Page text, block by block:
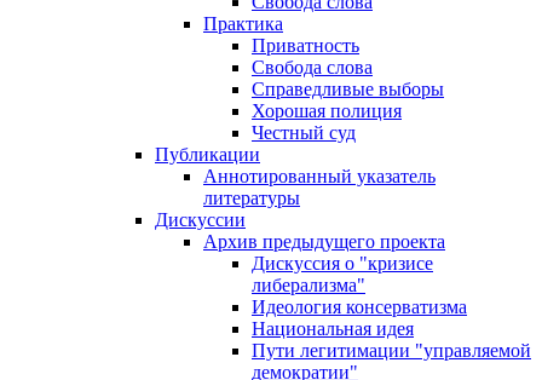
Практика
Приватность
Свобода слова
Справедливые выборы
Хорошая полиция
Честный суд
Публикации
Аннотированный указатель
литературы
Дискуссии
Архив предыдущего проекта
Дискуссия о "кризисе
либерализма"
Идеология консерватизма
Национальная идея
Пути легитимации "управляемой
демократии"